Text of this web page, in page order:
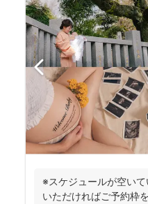
※スケジュールが空い
いただければご予約枠